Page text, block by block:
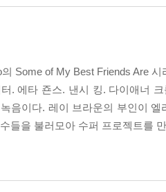
Some of My Best Friends Are
. 에타 죤스. 낸시 킹. 다이애너
음이다. 레이 브라운의 부인이
들을 불러모아 수퍼 프로젝트를